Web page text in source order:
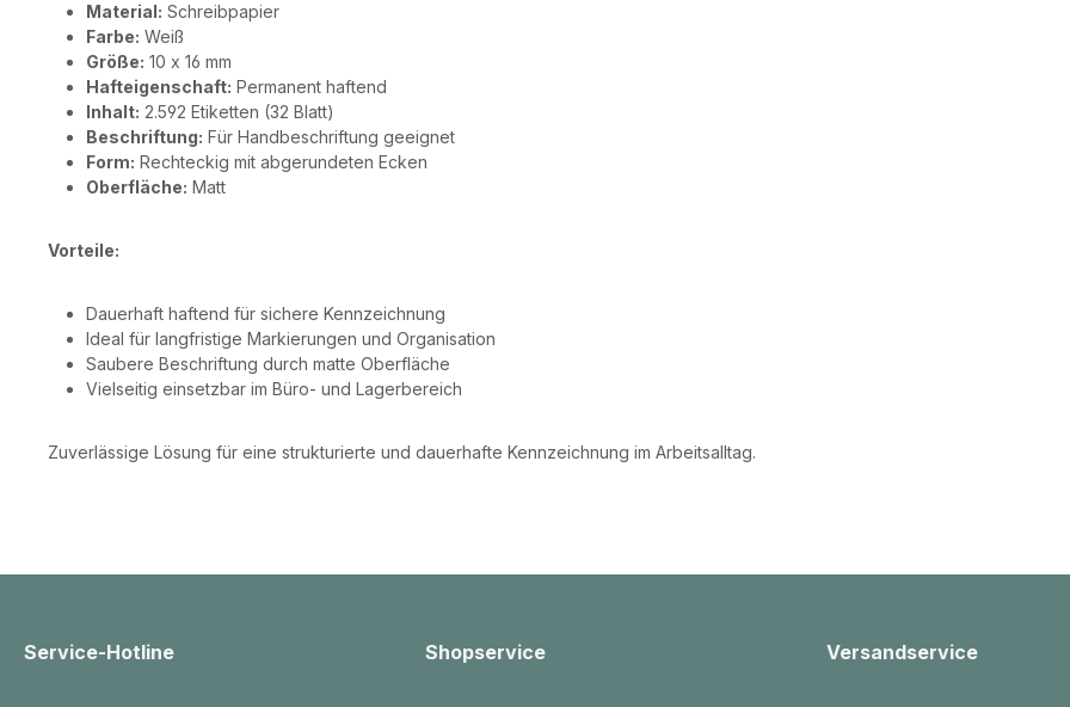
Material: Schreibpapier
Farbe: Weiß
Größe: 10 x 16 mm
Hafteigenschaft: Permanent haftend
Inhalt: 2.592 Etiketten (32 Blatt)
Beschriftung: Für Handbeschriftung geeignet
Form: Rechteckig mit abgerundeten Ecken
Oberfläche: Matt
Vorteile:
Dauerhaft haftend für sichere Kennzeichnung
Ideal für langfristige Markierungen und Organisation
Saubere Beschriftung durch matte Oberfläche
Vielseitig einsetzbar im Büro- und Lagerbereich
Zuverlässige Lösung für eine strukturierte und dauerhafte Kennzeichnung im Arbeitsalltag.
Service-Hotline Shopservice Versandservice